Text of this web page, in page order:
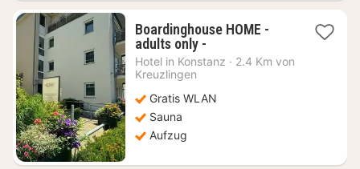
Boardinghouse HOME -
adults only -1
Nacht
€
Hotel in Konstanz · 2.4 Km von
Kreuzlingen
Gratis WLAN
Sauna
Aufzug